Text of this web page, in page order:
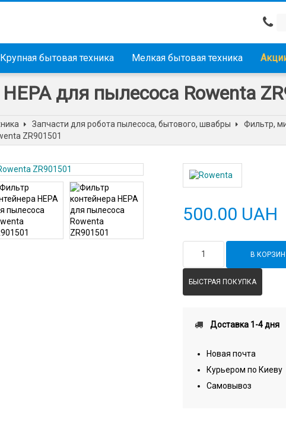
Крупная бытовая техника Мелкая бытовая техника
для пылесоса Rowenta
Запчасти для робота пылесоса, бытового, швабры
Фильтр,
ZR901501
500.00 UAH
В
БЫСТРАЯ ПОКУПКА
Доставка 1-4 дня
Новая почта
Курьером по Киеву
Самовывоз